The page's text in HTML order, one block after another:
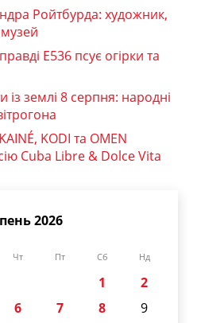
Ройтбурда: художник,
Е536 псує огірки та
землі 8 серпня: народні
KODI та OMEN
Cuba Libre & Dolce Vita
2026
Чт Пт Сб Нд
1
2
6 7 8
9